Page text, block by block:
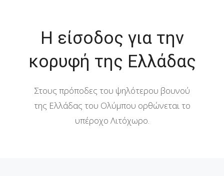
H είσοδος για την
κορυφή της Ελλάδας
Στους πρόποδες του ψηλότερου βουνού
της Ελλάδας του Ολύμπου ορθώνεται το
υπέροχο Λιτόχωρο.